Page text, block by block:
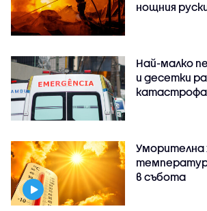
нощния
Най-малко
и десетки
катастрофа
Уморителна
в събота